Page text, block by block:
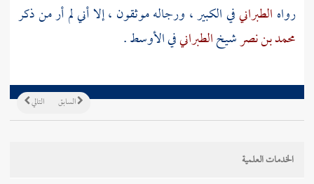
رواه الطبرانيفي الكبير ، ورجاله موثقون ، إلا أني لم أر من ذكر
محمد بن نصرشيخالطبرانيفي الأوسط .
التالي السابق
الخدمات العلمية